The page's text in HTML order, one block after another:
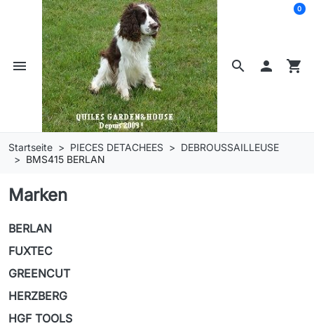
search
menu  shopping_cart
0
Startseite PIECES DETACHEES
DEBROUSSAILLEUSE
BMS415 BERLAN
Marken
BERLAN
FUXTEC
GREENCUT
HERZBERG
HGF TOOLS